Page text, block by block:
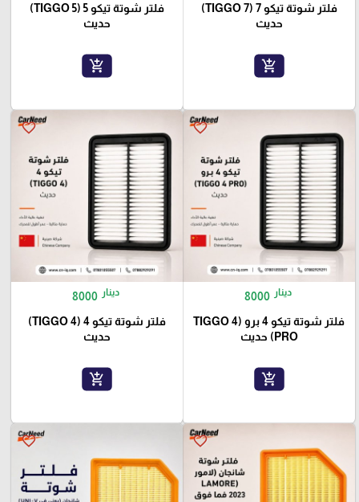
فلتر شوتة تيكو 7 (TIGGO 7)
حديث
add_shopping_cart
فلتر شوتة تيكو 5 (TIGGO 5)
حديث
add_shopping_cart
favorite_border
8000 دينار
فلتر شوتة تيكو 4 برو (TIGGO 4
PRO) حديث
add_shopping_cart
favorite_border
8000 دينار
فلتر شوتة تيكو 4 (TIGGO 4)
حديث
add_shopping_cart
favorite_border
favorite_border